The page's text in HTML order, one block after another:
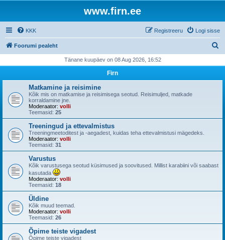
www.firn.ee
KKK Logi sisse
Registreeru
Foorumi pealeht
i
Tänane kuupäev on 08 Aug 2026, 16:52
Firn
Matkamine ja reisimine
Kõik mis on matkamise ja reisimisega seotud. Reisimuljed, matkade
korraldamine jne.
Moderaator: volli
Teemasid: 25
Treeningud ja ettevalmistus
Treeningmeetoditest ja -aegadest, kuidas teha ettevalmistusi mägedeks.
Moderaator: volli
Teemasid: 31
Varustus
Kõik varustusega seotud küsimused ja soovitused. Millist karabiini või saabast
kasutada
Moderaator: volli
Teemasid: 18
Üldine
Kõik muud teemad.
Moderaator: volli
Teemasid: 26
Õpime teiste vigadest
Õpime teiste vigadest